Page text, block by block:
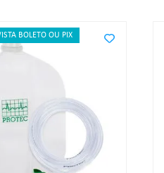
BOLETO OU PIX